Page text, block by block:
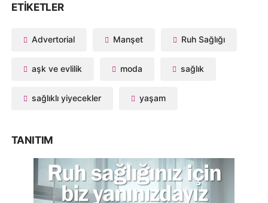
ETIKETLER
Advertorial Manşet Ruh Sağlığı
aşk ve evlilik moda sağlık
sağlıklı yiyecekler yaşam
TANITIM